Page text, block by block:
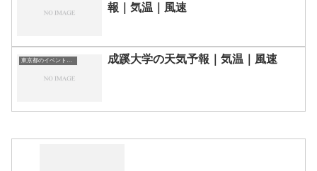
報｜気温｜風速
成蹊大学の天気予報｜気温｜風速